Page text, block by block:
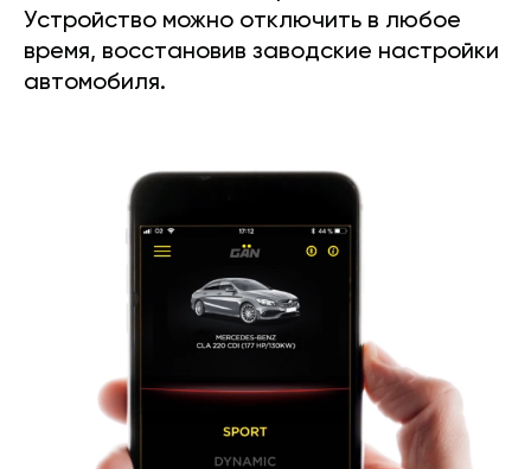
Устройство можно отключить в любое
время, восстановив заводские настройки
автомобиля.